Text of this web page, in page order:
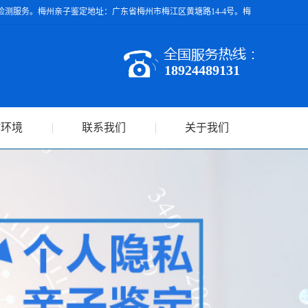
服务。梅州亲子鉴定地址：广东省梅州市梅江区黄塘路14-4号。梅
18924489131
境 联系我们 关于我们